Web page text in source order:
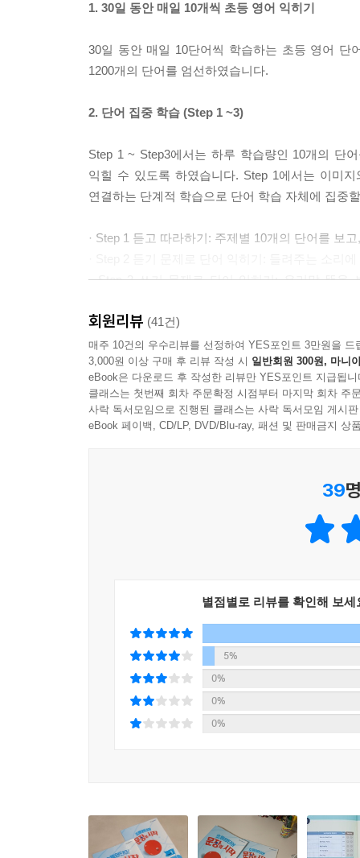
1. 30일 동안 매일 10개씩 초등 영어 익히기
30일 동안 매일 10단어씩 학습하는 초등 영어 단
1200개의 단어를 엄선하였습니다.
2. 단어 집중 학습 (Step 1 ~3)
Step 1 ~ Step3에서는 하루 학습량인 10개의 단
익힐 수 있도록 하였습니다. Step 1에서는 이미
연결하는 단계적 학습으로 단어 학습 자체에 집중
· Step 1 듣고 따라하기: 주제별 10개의 단어를 보
· Step 3 쓰기 문제로 단어 익히기: 우리말 뜻을
3. 단어 확장 학습
Step 1 ~ 3 단계를 통해 단어를 익혔다면, Step 4
어떻게 쓰이는지 듣고 써보면서 확인한 후, 이를
문장과 글을 이해하는 학습으로 자연스럽게 이어
· Step 5 글 읽기로 단어 확장하기: 학습한 문장을
· Quick Check: 새로운 10개의 단어를 공부하기
· Review: 5일마다 공부한 단어들을 간단하게 확
· (+워크북) 단어쓰기: 본책에서 익힌 단어들을
회원리뷰 (41건)
매주 10건의 우수리뷰를 선정하여 YES포인트 3만원을 드
3,000원 이상 구매 후 리뷰 작성 시 일반회원 300원, 마니
eBook은 다운로드 후 작성한 리뷰만 YES포인트 지급됩니
클래스는 첫번째 회차 주문확정 시점부터 마지막 회차 주
사락 독서모임으로 진행된 클래스는 사락 독서모임 게시
eBook 페이백, CD/LP, DVD/Blu-ray, 패션 및 판매금지 상
39
별점별로 리뷰를 확인해 보세
5%
0%
0%
0%